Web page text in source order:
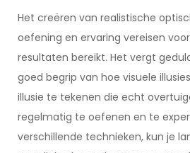
Het creëren van realistische
oefening en ervaring vereisen
resultaten bereikt. Het vergt
goed begrip van hoe visuele
illusie te tekenen die echt
regelmatig te oefenen en te
verschillende technieken, kun je